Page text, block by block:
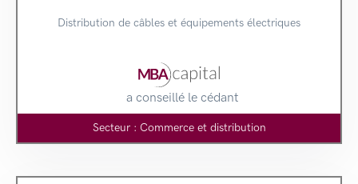
Distribution de câbles et équipements électriques
a conseillé le cédant
Secteur : Commerce et distribution